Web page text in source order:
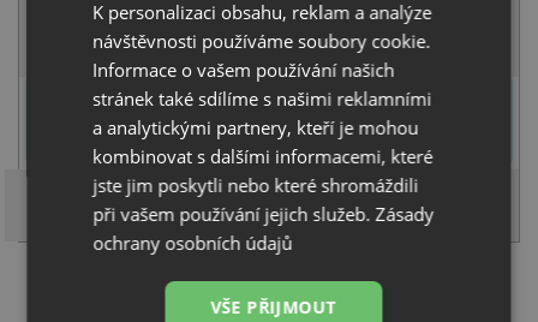
KOUPIT
U tohoto dřezu je možnévyvrtat otvor na bateriidle přání
zákazníka. Umístění otvoru můžete specifikovat v dalším kroku na
stránce nákupního košíku.
Načíst dalších 5 ze zbývajících 57 setů
K personalizaci obsahu, reklam a analýze
návštěvnosti používáme soubory cookie.
Informace o vašem používání našich
stránek také sdílíme s našimi reklamními
a analytickými partnery, kteří je mohou
kombinovat s dalšími informacemi, které
jste jim poskytli nebo které shromáždili
při vašem používání jejich služeb.Zásady
ochrany osobních údajů
VŠE PŘIJMOUT